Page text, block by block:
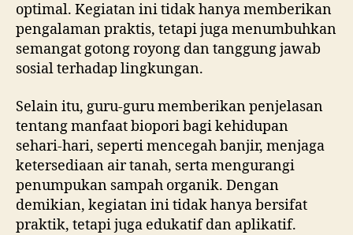
optimal. Kegiatan ini tidak hanya memberikan
pengalaman praktis, tetapi juga menumbuhkan
semangat gotong royong dan tanggung jawab
sosial terhadap lingkungan.
Selain itu, guru-guru memberikan penjelasan
tentang manfaat biopori bagi kehidupan
sehari-hari, seperti mencegah banjir, menjaga
ketersediaan air tanah, serta mengurangi
penumpukan sampah organik. Dengan
demikian, kegiatan ini tidak hanya bersifat
praktik, tetapi juga edukatif dan aplikatif.